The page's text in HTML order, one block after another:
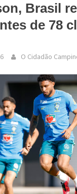
Brasil
de 78
O Cidadão